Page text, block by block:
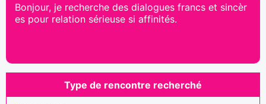
Bonjour, je recherche des dialogues francs et sincèr
es pour relation sérieuse si affinités.
Type de rencontre recherché